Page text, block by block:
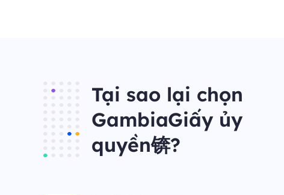
Tại sao lại chọn
GambiaGiấy ủy
quyền锛?